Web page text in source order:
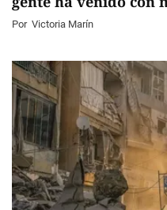
Por Victoria Marín